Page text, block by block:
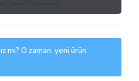
mı? O zaman, yeni ürün